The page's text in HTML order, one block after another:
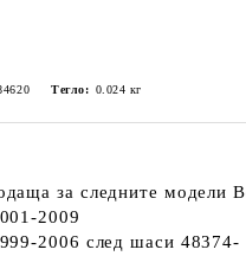
Тегло: 0.024 кг
за следните модели
2009
2006 след шаси 48374-